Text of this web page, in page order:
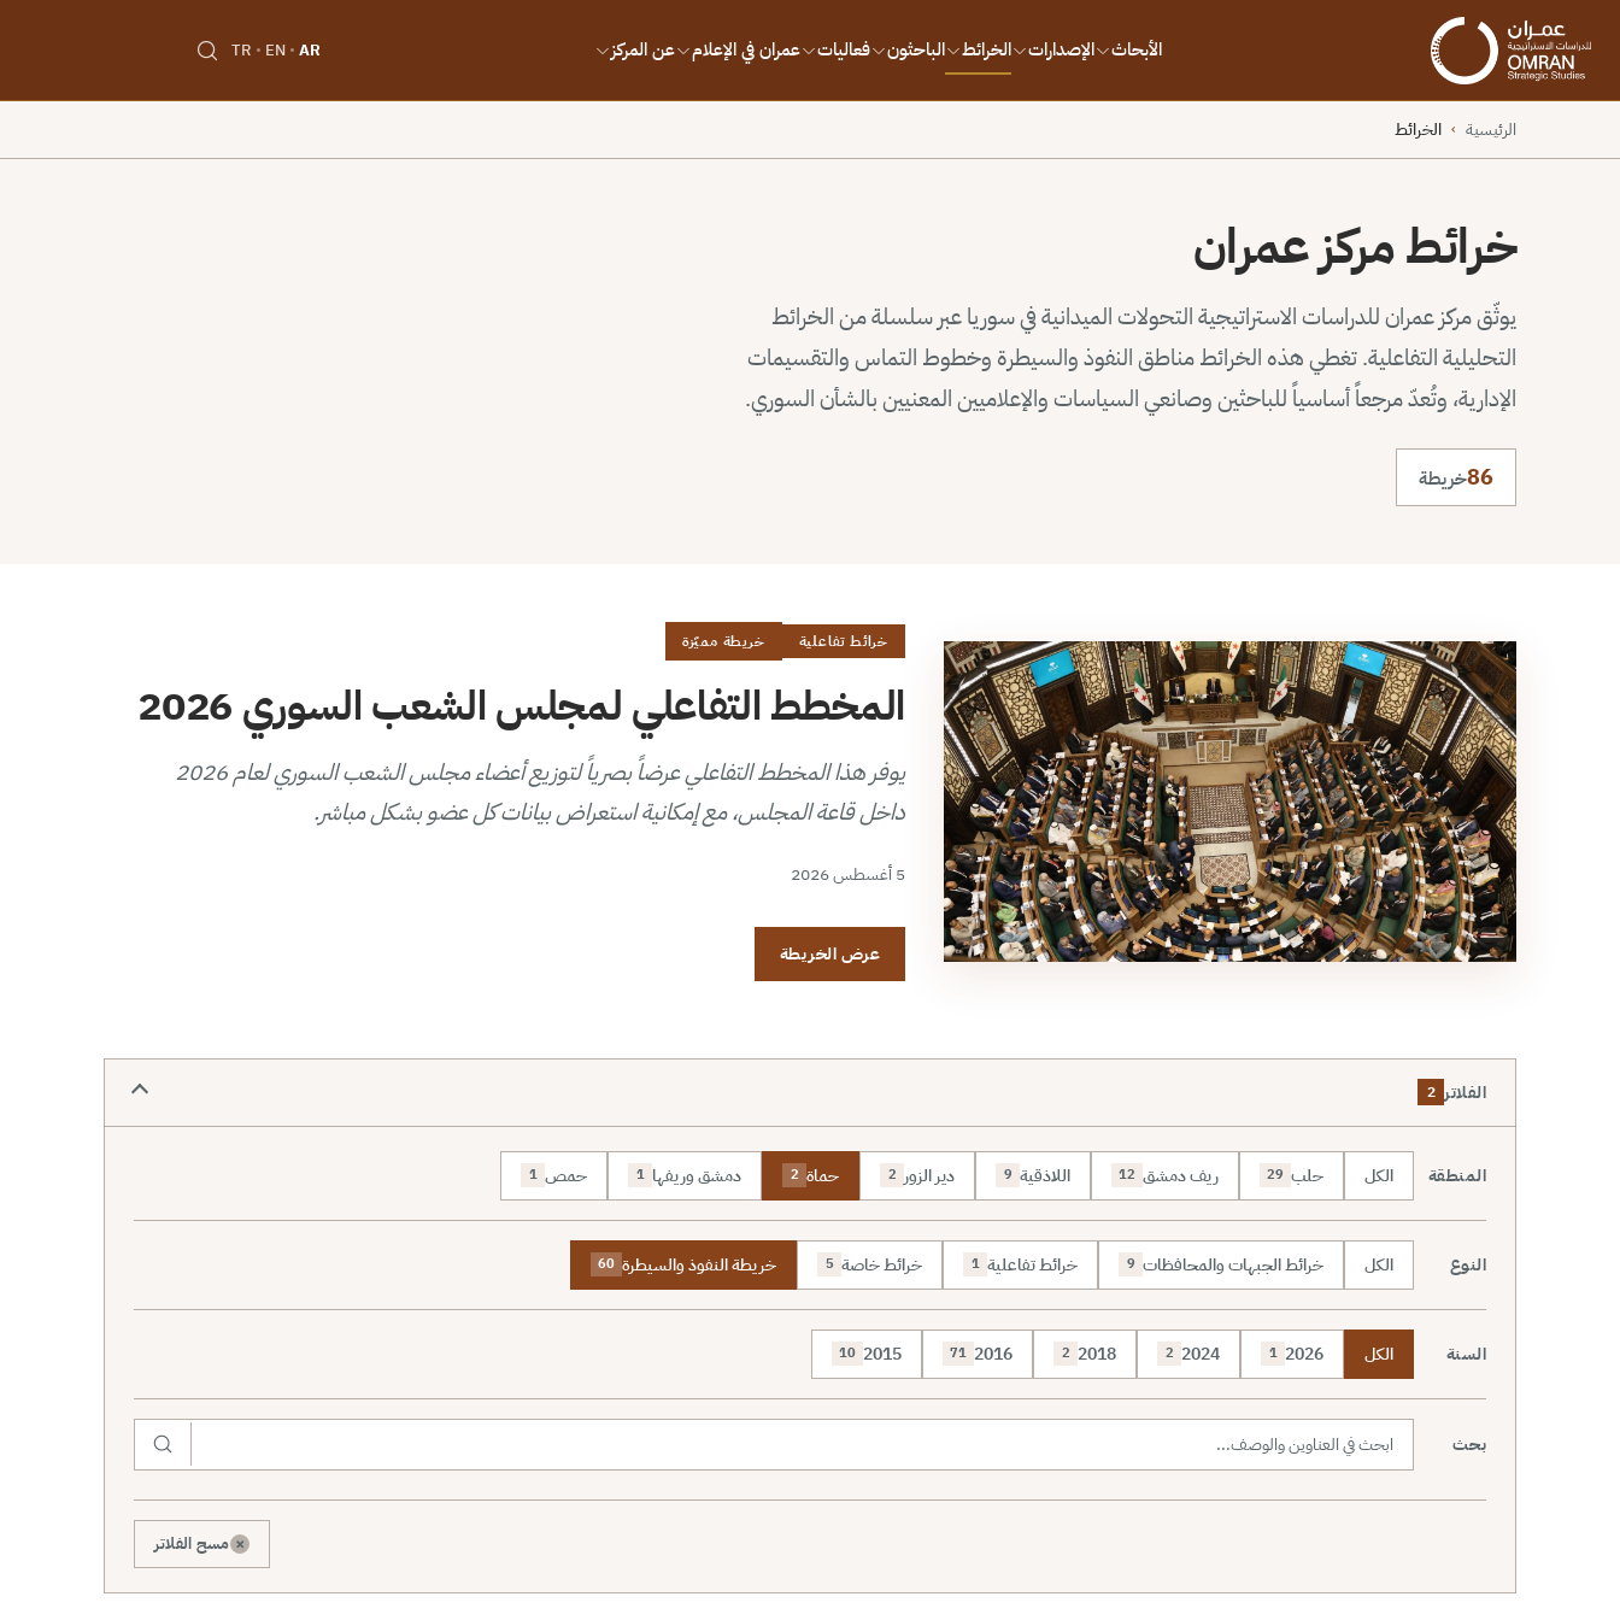
الأبحاث الإصدارات الخرائط الباحثون فعاليات عمران في الإعلام عن المركز AR
EN
TR
الرئيسية › الخرائط
خرائط مركز عمران
يوثّق مركز عمران للدراسات الاستراتيجية التحولات الميدانية في سوريا عبر سلسلة من الخرائط
التحليلية التفاعلية. تغطي هذه الخرائط مناطق النفوذ والسيطرة وخطوط التماس والتقسيمات
الإدارية، وتُعدّ مرجعاً أساسياً للباحثين وصانعي السياسات والإعلاميين المعنيين بالشأن السوري.
86خريطة
خرائط تفاعلية خريطة مميّزة
المخطط التفاعلي لمجلس الشعب السوري 2026
يوفر هذا المخطط التفاعلي عرضاً بصرياً لتوزيع أعضاء مجلس الشعب السوري لعام 2026
داخل قاعة المجلس، مع إمكانية استعراض بيانات كل عضو بشكل مباشر.
5 أغسطس 2026
عرض الخريطة
الفلاتر 2
المنطقة الكل حلب 29 ريف دمشق 12 اللاذقية 9 دير الزور 2 حماة 2 دمشق وريفها 1 حمص 1
النوع الكل خرائط الجبهات والمحافظات 9 خرائط تفاعلية 1 خرائط خاصة 5 خريطة النفوذ والسيطرة 60
السنة الكل 2026
1
2024
2
2018
2
2016
71
2015
10
بحث
× مسح الفلاتر